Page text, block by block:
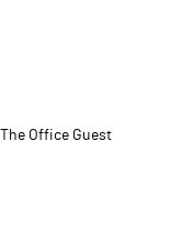
The Office Guest